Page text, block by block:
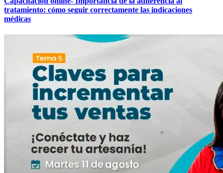
tratamiento: cómo seguir correctamente las indicaciones
médicas